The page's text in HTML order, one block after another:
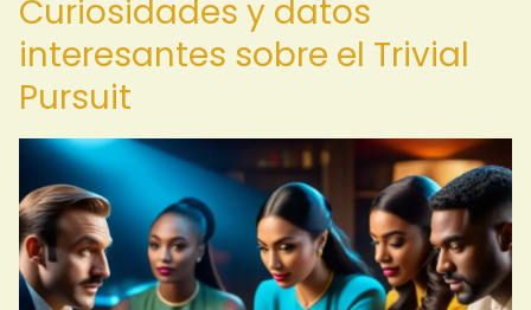
Curiosidades y datos
interesantes sobre el Trivial
Pursuit